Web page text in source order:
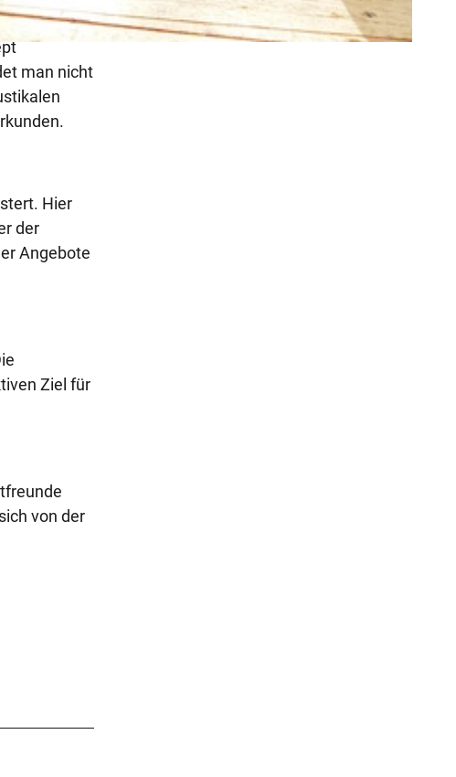
man nicht
Hier
der
Angebote
Ziel für
von der